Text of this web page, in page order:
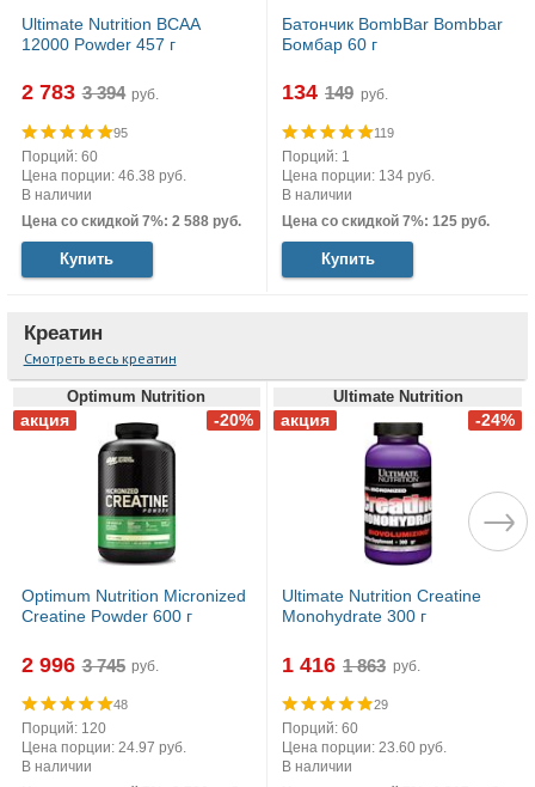
Ultimate Nutrition BCAA
12000 Powder 457 г
2 783 руб.
95
Порций: 60
Цена порции: 46.38 руб.
В наличии
Цена со скидкой 7%: 2 588 руб.
Купить
Батончик BombBar Bombbar
Бомбар 60 г
134 руб.
119
Порций: 1
Цена порции: 134 руб.
В наличии
Цена со скидкой 7%: 125 руб.
Купить
Креатин
Смотреть весь креатин
Optimum Nutrition
Optimum Nutrition Micronized
Creatine Powder 600 г
2 996 руб.
48
Порций: 120
Цена порции: 24.97 руб.
В наличии
Ultimate Nutrition
Ultimate Nutrition Creatine
Monohydrate 300 г
1 416 руб.
29
Порций: 60
Цена порции: 23.60 руб.
В наличии